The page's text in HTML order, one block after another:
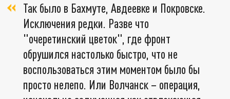
Так было в Бахмуте, Авдеевке и Покровске.
Исключения редки. Разве что
"очеретинский цветок", где фронт
обрушился настолько быстро, что не
воспользоваться этим моментом было бы
просто нелепо. Или Волчанск – операция,